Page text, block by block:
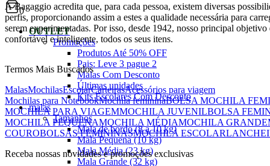
0
OUTLET
Promoções
Produtos Até 50% OFF
Pais: Leve 3 pague 2
Malas Com Desconto
Últimas unidades
Kits Escolares Com Desconto
malas
Tamanhos
Mala de bordo (8 a 10 kg)
Mala Pequena (10 kg)
Mala Média (23 kg)
Mala Grande (32 kg)
A Bagaggio acredita que, para cada pessoa, existem diversas
perfis, proporcionando assim a estes a qualidade necessária para
serem experimentadas. Por isso, desde 1942, nosso principal
confortável e inteligente, todos os seus itens.
Termos Mais Buscados
MalasMochilasEscolarCarteirasAcessórios para viagem
Mochilas para NotebookMochila femininaBOLSA MOCHILA
MOCHILA PARA VIAGEMMOCHILA JUVENILBOLSA
MOCHILA PEQUENAMOCHILA MÉDIAMOCHILA GRANDE
COUROBOLSAS FEMININASMOCHILA ESCOLAR
Receba nossas novidades e promoções exclusivas